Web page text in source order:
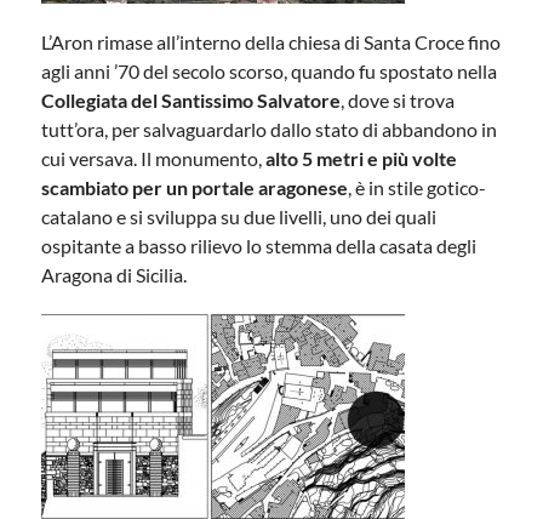
L’Aron rimase all’interno della chiesa di Santa Croce fino
agli anni ’70 del secolo scorso, quando fu spostato nella
Collegiata del Santissimo Salvatore, dove si trova
tutt’ora, per salvaguardarlo dallo stato di abbandono in
cui versava. Il monumento,alto 5 metri e più volte
scambiato per un portale aragonese, è in stile gotico-
catalano e si sviluppa su due livelli, uno dei quali
ospitante a basso rilievo lo stemma della casata degli
Aragona di Sicilia.